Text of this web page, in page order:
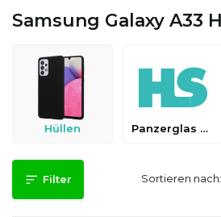
Samsung Galaxy A33
Hüllen Panzerglas & Schutzfolien
Filter Sortieren nach: